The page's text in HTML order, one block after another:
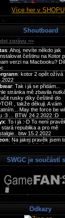
Více her v SHOPU
Shoutboard
SWGC je součástí
Odkazy